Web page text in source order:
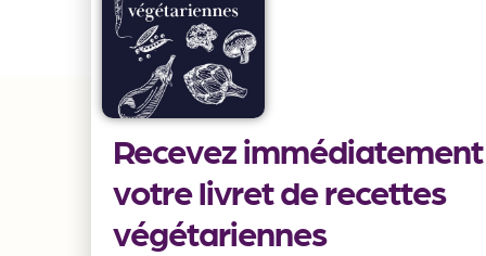
Releases
notes
AidoMenu
Recevez immédiatement
votre livret de recettes
végétariennes